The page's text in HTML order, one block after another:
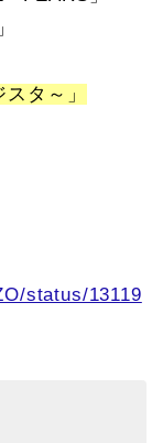
タ～」
status/13119